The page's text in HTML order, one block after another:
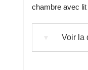
chambre avec
Voir la